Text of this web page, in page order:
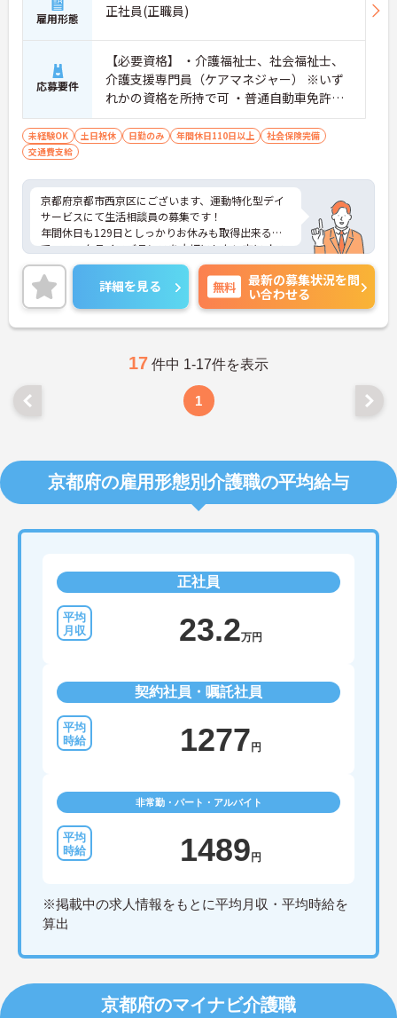
雇用形態 正社員(正職員)
応募要件
【必要資格】 ・介護福祉士、社会福祉士、
介護支援専門員（ケアマネジャー） ※いず
れかの資格を所持で可 ・普通自動車免許（A
T限定可） 【必要経験】 ・車の運転可能な
方 ・生活相談員の経験者優遇、介護福祉士
未経験OK 土日祝休 日勤のみ 年間休日110日以上
社会保険完備
交通費支給
京都府京都市西京区にございます、運動特化型デイ
サービスにて生活相談員の募集です！
年間休日も129日としっかりお休みも取得出来るの
で、ワークライフバランスを大切にしたい方にオス
スメです◎
ご興味のある方は、マイナビ介護までお問い合わせ
ください。
詳細を見る 無料
最新の募集状況を問
い合わせる
17 件中 1-17件を表示
1
京都府の雇用形態別介護職の平均給与
正社員
23.2万円
契約社員・嘱託社員
1277円
非常勤・パート・アルバイト
1489円
※掲載中の求人情報をもとに平均月収・平均時給を
算出
京都府のマイナビ介護職